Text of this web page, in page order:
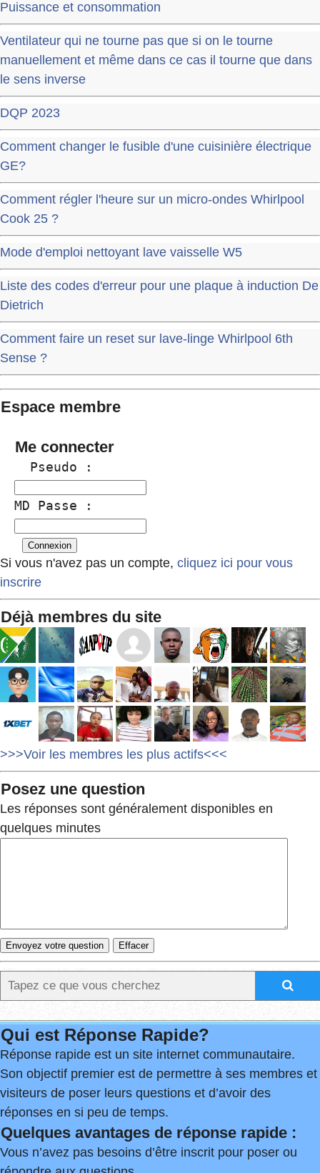
Puissance et consommation
Ventilateur qui ne tourne pas que si on le tourne
manuellement et même dans ce cas il tourne que dans
le sens inverse
DQP 2023
Comment changer le fusible d'une cuisinière électrique
GE?
Comment régler l'heure sur un micro-ondes Whirlpool
Cook 25 ?
Mode d'emploi nettoyant lave vaisselle W5
Liste des codes d'erreur pour une plaque à induction De
Dietrich
Comment faire un reset sur lave-linge Whirlpool 6th
Sense ?
Espace membre
Me connecter
  Pseudo :
MD Passe :
Si vous n'avez pas un compte, cliquez ici pour vous
inscrire
Déjà membres du site
>>>Voir les membres les plus actifs<<<
Posez une question
Les réponses sont généralement disponibles en
quelques minutes
Qui est Réponse Rapide?
Réponse rapide est un site internet communautaire.
Son objectif premier est de permettre à ses membres et
visiteurs de poser leurs questions et d’avoir des
réponses en si peu de temps.
Quelques avantages de réponse rapide :
Vous n’avez pas besoins d’être inscrit pour poser ou